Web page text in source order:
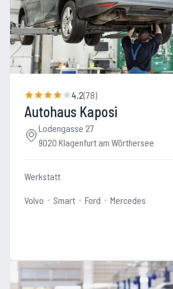
4.2(78)
Autohaus Kaposi
Lodengasse 27
9020 Klagenfurt am Wörthersee
Werkstatt
Volvo Smart Ford Mercedes